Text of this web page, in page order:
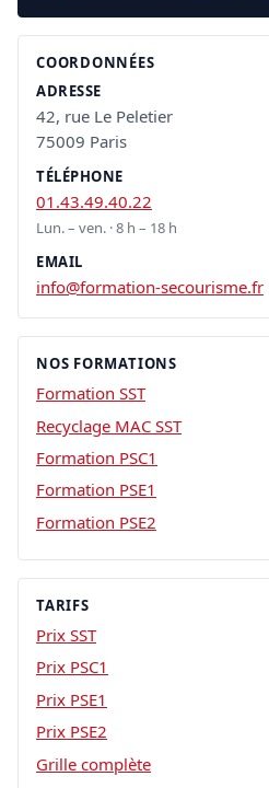
COORDONNÉES
ADRESSE
42, rue Le Peletier
75009 Paris
TÉLÉPHONE
01.43.49.40.22
Lun. – ven. · 8 h – 18 h
EMAIL
info@formation-secourisme.fr
NOS FORMATIONS
Formation SST
Recyclage MAC SST
Formation PSC1
Formation PSE1
Formation PSE2
TARIFS
Prix SST
Prix PSC1
Prix PSE1
Prix PSE2
Grille complète